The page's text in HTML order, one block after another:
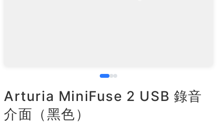
Arturia MiniFuse 2 USB 錄音
介面（黑色）